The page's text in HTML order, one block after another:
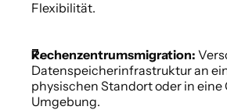
Flexibilität.
Rechenzentrumsmigration:
Datenspeicherinfrastruktur an
physischen Standort oder in eine
Umgebung.